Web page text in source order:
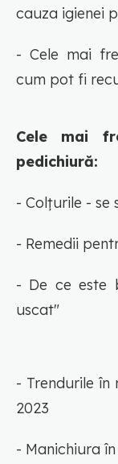
cauza igienei
- Cele mai
cum pot fi
Cele mai
pedichiură:
- Colțurile - se
- Remedii
- De ce este
uscat"
- Trendurile în
2023
- Manichiura